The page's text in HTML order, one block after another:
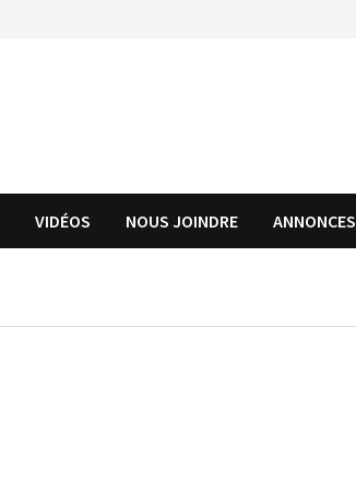
VIDÉOS NOUS JOINDRE ANNONCES